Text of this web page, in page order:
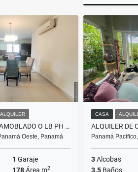
ALQUILER
APARTAMENTO AMOBLADO O LB PH RIVER VALLEY - PANAMÁ PACIFICO
Oeste, Panamá
1 Garaje
178Área m2
CASA
Panamá
3Alcobas
3.5 Baños